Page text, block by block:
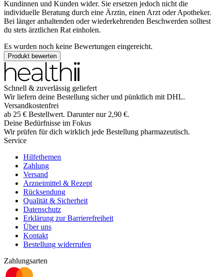
Kundinnen und Kunden wider. Sie ersetzen jedoch nicht die
individuelle Beratung durch eine Ärztin, einen Arzt oder Apotheker.
Bei länger anhaltenden oder wiederkehrenden Beschwerden solltest
du stets ärztlichen Rat einholen.
Es wurden noch keine Bewertungen eingereicht.
Produkt bewerten
Schnell & zuverlässig geliefert
Wir liefern deine Bestellung sicher und pünktlich mit DHL.
Versandkostenfrei
ab 25 € Bestellwert. Darunter nur 2,90 €.
Deine Bedürfnisse im Fokus
Wir prüfen für dich wirklich jede Bestellung pharmazeutisch.
Service
Hilfethemen
Zahlung
Versand
Arzneimittel & Rezept
Rücksendung
Qualität & Sicherheit
Datenschutz
Erklärung zur Barrierefreiheit
Über uns
Kontakt
Bestellung widerrufen
Zahlungsarten